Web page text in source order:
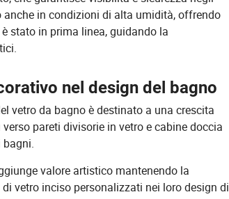
in condizioni di alta umidità, offrendo
stato in prima linea, guidando la
nel design del bagno
vetro da bagno è destinato a una crescita
pareti divisorie in vetro e cabine doccia
bagni.
valore artistico mantenendo la
vetro inciso personalizzati nei loro design di